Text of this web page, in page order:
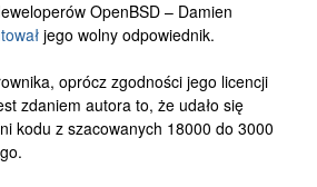
OpenBSD – Damien
jego wolny odpowiednik.
oprócz zgodności jego licencji
zdaniem autora to, że udało się
kodu z szacowanych 18000 do 3000